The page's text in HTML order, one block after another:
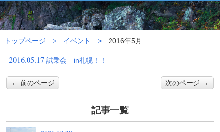
SPECIAL MOVIE
よくある質問
FAQ
お問い合わせ
CONTACT
2016年5月
トップページ イベント 2016年5月
2016.05.17 試乗会 in札幌！！
← 前のページ 次のページ →
記事一覧